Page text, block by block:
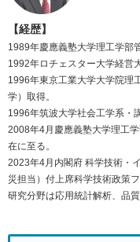
【経歴】
1989年慶應義塾大学理工学部
1992年ロチェスター大学経営
1996年東京工業大学大学院理
学）取得。
1996年筑波大学社会工学系・
2008年4月慶應義塾大学理工
在に至る。
2023年4月内閣府 科学技術・
災担当）付上席科学技術政策
研究分野は応用統計解析、品